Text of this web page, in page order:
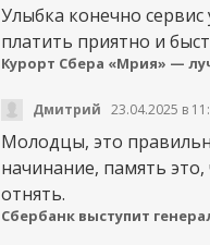
Улыбка конечно
платить приятно и
Дмитрий 23.04.2025 в
Молодцы, это
начинание, память это,
отнять.